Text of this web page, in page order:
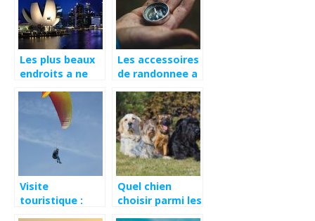
Les plus beaux
endroits a ne
Espagne
Les accessoires
de randonnee a
Visite
touristique :
Quel chien
choisir parmi les